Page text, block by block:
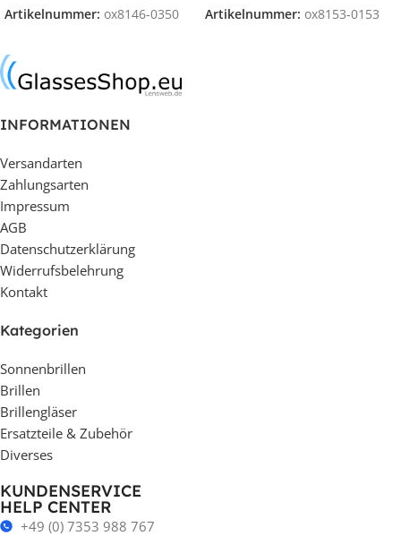
Artikelnummer: ox8146-0350
Artikelnummer: ox8153-0153
INFORMATIONEN
Versandarten
Zahlungsarten
Impressum
AGB
Datenschutzerklärung
Widerrufsbelehrung
Kontakt
Kategorien
Sonnenbrillen
Brillen
Brillengläser
Ersatzteile & Zubehör
Diverses
KUNDENSERVICE
HELP CENTER
+49 (0) 7353 988 767